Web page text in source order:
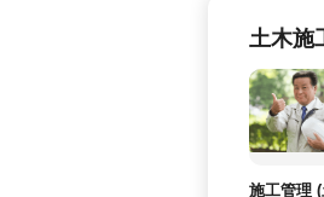
土木施
施工管理